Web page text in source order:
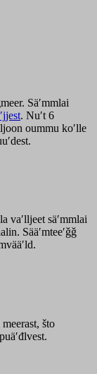
Säʹmmlai
. Nuʹt 6
oummu koʹlle
vaʹlljeet säʹmmlai
Sääʹmteeʹǧǧ
meerast, što